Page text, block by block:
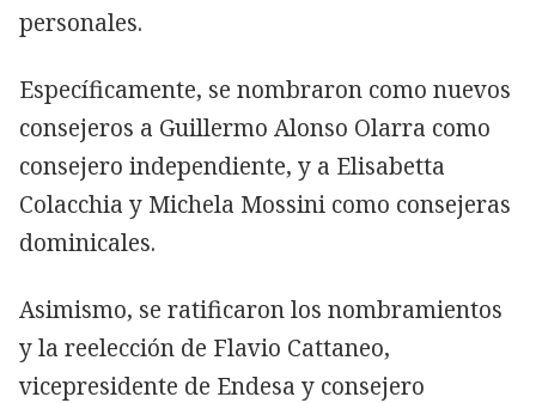
personales.
Específicamente, se nombraron como nuevos
consejeros a Guillermo Alonso Olarra como
consejero independiente, y a Elisabetta
Colacchia y Michela Mossini como consejeras
dominicales.
Asimismo, se ratificaron los nombramientos
y la reelección de Flavio Cattaneo,
vicepresidente de Endesa y consejero